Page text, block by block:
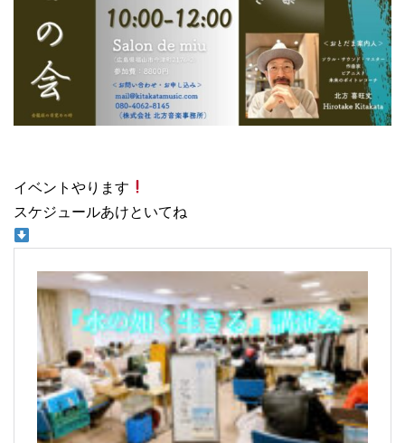
イベントやります
スケジュールあけといてね